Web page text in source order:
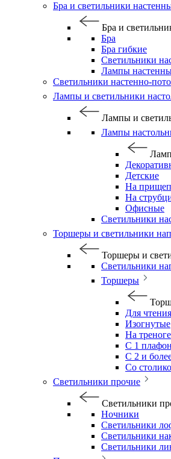
Бра и светильники
Бра и
Бра
Бра гибкие
Светильники
Лампы
Светильники настенно-
Лампы и светильники
Лампы и
Лампы
Детские
На
На
Офисные
Светильники
Торшеры и светильники
Торшеры и
Светильники
Торшеры
Для чтения
Изогнутые
На треноге
С 1
С 2 и
Со
Светильники прочие
Светильники
Ночники
Светильники
Светильники
Светильники